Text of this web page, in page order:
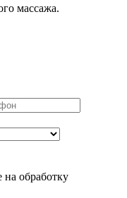
массажа.
на обработку